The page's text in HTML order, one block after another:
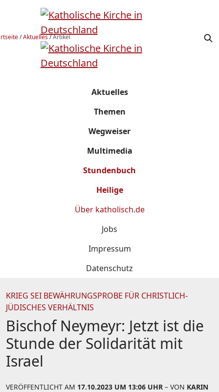
/Aktuelles/Artikel
Aktuelles
Themen
Wegweiser
Multimedia
Stundenbuch
Heilige
Über katholisch.de
Jobs
Impressum
Datenschutz
KRIEG SEI BEWÄHRUNGSPROBE FÜR CHRISTLICH-
JÜDISCHES VERHÄLTNIS
Bischof Neymeyr: Jetzt ist die
Stunde der Solidarität mit
Israel
VERÖFFENTLICHT AM 17.10.2023 UM 13:06 UHR – VON KARIN